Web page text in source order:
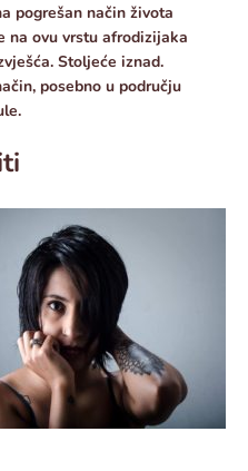
pogrešan način života
na ovu vrstu afrodizijaka
Stoljeće iznad.
posebno u području